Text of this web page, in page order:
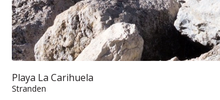
Playa La Carihuela
Stranden